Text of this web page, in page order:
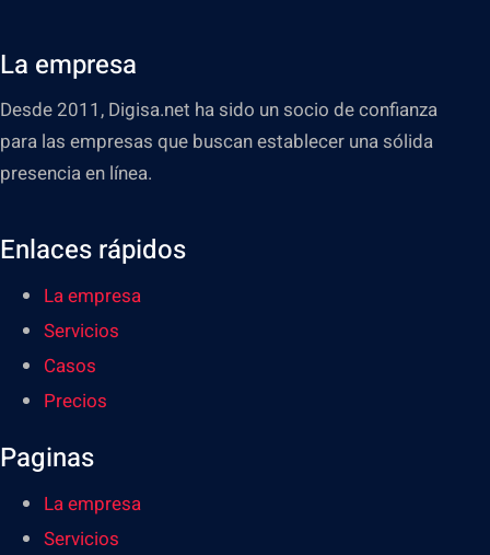
La empresa
Desde 2011, Digisa.net ha sido un socio de confianza
para las empresas que buscan establecer una sólida
presencia en línea.
Enlaces rápidos
La empresa
Servicios
Casos
Precios
Paginas
La empresa
Servicios